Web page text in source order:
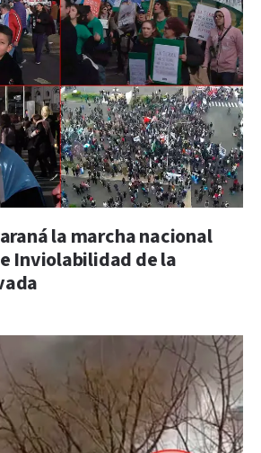
la marcha nacional
Inviolabilidad de la